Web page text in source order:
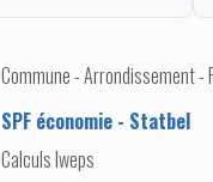
Commune - Arrondissement -
SPF économie - Statbel
Calculs Iweps